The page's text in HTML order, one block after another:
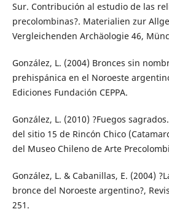
Sur. Contribución al estudio de las
precolombinas?. Materialien zur
Vergleichenden Archäologie 46,
González, L. (2004) Bronces sin
prehispánica en el Noroeste
Ediciones Fundación CEPPA.
González, L. (2010) ?Fuegos
del sitio 15 de Rincón Chico
del Museo Chileno de Arte
González, L. & Cabanillas, E. (2004)
bronce del Noroeste argentino?,
251.